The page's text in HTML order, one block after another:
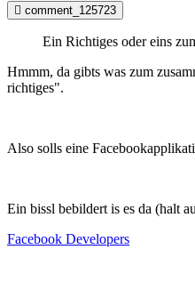
comment_125723
Ein Richtiges oder eins
Hmmm, da gibts was zum
richtiges".
Also solls eine
Ein bissl bebildert is es da (halt
Facebook Developers